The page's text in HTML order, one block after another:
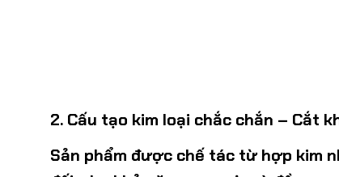
2. Cấu tạo kim loại chắc chắn – Cắt
Sản phẩm được chế tác từhợp kim